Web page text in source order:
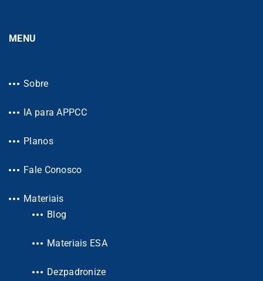
MENU
Sobre
IA para APPCC
Planos
Fale Conosco
Materiais
Blog
Materiais ESA
Dezpadronize